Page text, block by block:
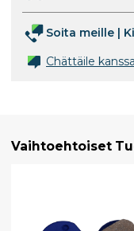
Soita meille
Chättäile
Vaihtoehtoiset